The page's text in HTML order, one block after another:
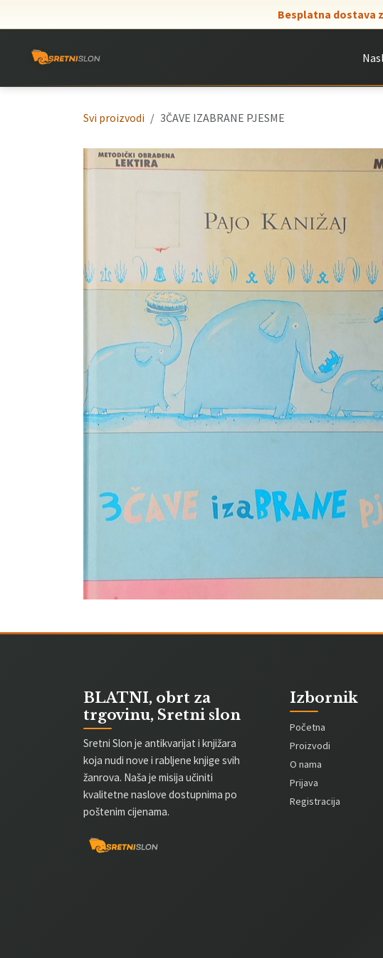
Besplatna dostava
Svi proizvodi 3ČAVE IZABRANE PJESME
BLATNI, obrt za
trgovinu, Sretni slon
Sretni Slon je antikvarijat i knjižara
koja nudi nove i rabljene knjige svih
žanrova. Naša je misija učiniti
kvalitetne naslove dostupnima po
poštenim cijenama.
Izbornik
Početna
Proizvodi
O nama
Prijava
Registracija